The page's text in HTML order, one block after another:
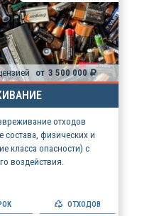
от 3 500 000
отходов
физических и
класса опасности) с
воздействия.
ОТХОДОВ